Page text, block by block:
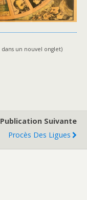
un nouvel onglet)
Publication Suivante
Procès Des Ligues